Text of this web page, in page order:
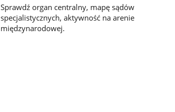
Sprawdź organ centralny, mapę sądów
specjalistycznych, aktywność na arenie
międzynarodowej.